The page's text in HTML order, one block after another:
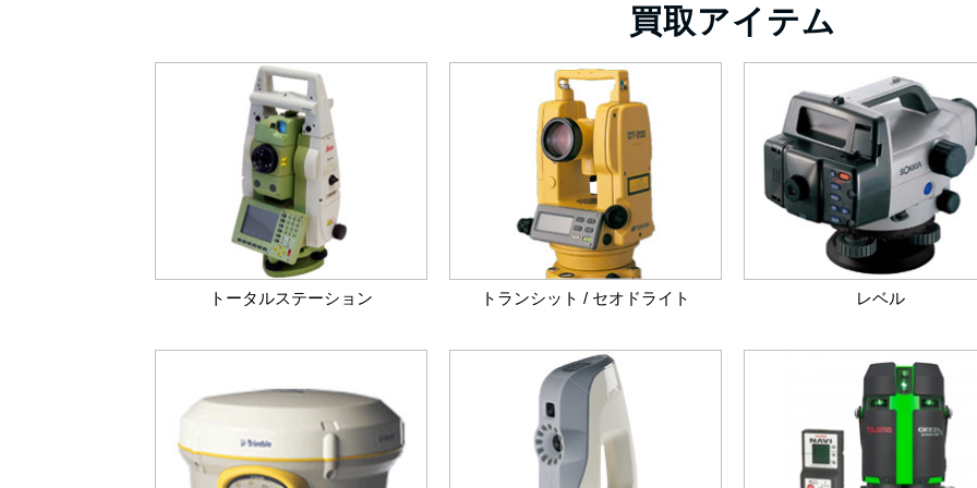
買取アイテム
トータルステーション トランシット / セオドライト レベル